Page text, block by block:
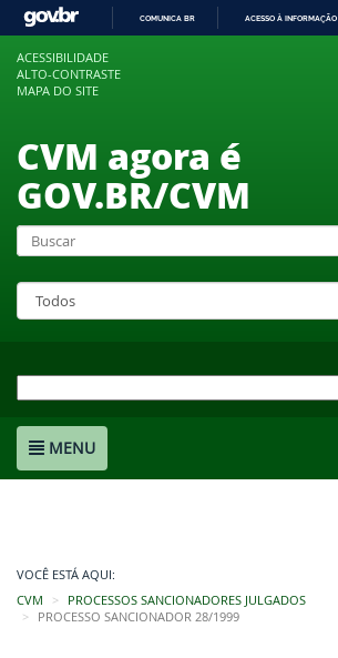
COMUNICA BR ACESSO À INFORMAÇÃO
ACESSIBILIDADE
ALTO-CONTRASTE
MAPA DO SITE
CVM agora é
GOV.BR/CVM
MENU
VOCÊ ESTÁ AQUI:
CVM
PROCESSOS SANCIONADORES JULGADOS
PROCESSO SANCIONADOR 28/1999